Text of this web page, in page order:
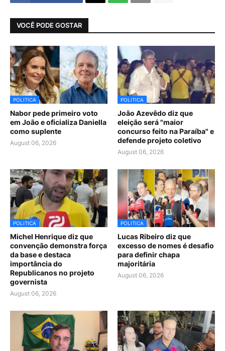
VOCÊ PODE GOSTAR
POLITICA
Nabor pede primeiro voto
em João e oficializa Daniella
como suplente
August 06, 2026
POLITICA
João Azevêdo diz que
eleição será "maior
concurso feito na Paraíba" e
defende projeto coletivo
August 06, 2026
POLITICA
Michel Henrique diz que
convenção demonstra força
da base e destaca
importância do
Republicanos no projeto
governista
August 06, 2026
POLITICA
Lucas Ribeiro diz que
excesso de nomes é desafio
para definir chapa
majoritária
August 06, 2026